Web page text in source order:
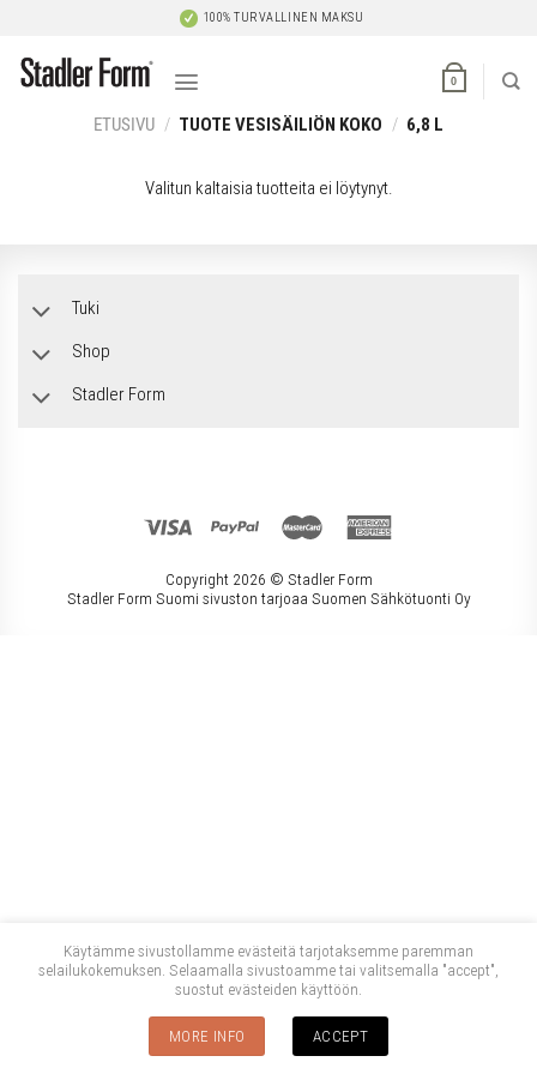
content
100% TURVALLINEN MAKSU
0
ETUSIVU / TUOTE VESISÄILIÖN KOKO / 6,8 L
Valitun kaltaisia tuotteita ei löytynyt.
Tuki
Shop
Stadler Form
Copyright 2026 © Stadler Form
Stadler Form Suomi sivuston tarjoaa Suomen Sähkötuonti Oy
Käytämme sivustollamme evästeitä tarjotaksemme paremman
selailukokemuksen. Selaamalla sivustoamme tai valitsemalla "accept",
suostut evästeiden käyttöön.
MORE INFO ACCEPT